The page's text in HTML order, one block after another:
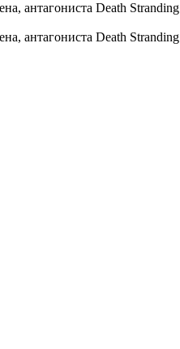
антагониста Death Stranding
антагониста Death Stranding